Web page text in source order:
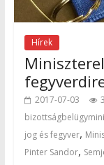
Hírek
2017-07-03
jog és fegyver,
Pinter Sandor,